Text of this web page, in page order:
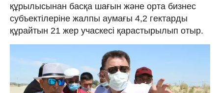
құрылысынан басқа шағын және орта бизнес
субъектілеріне жалпы аумағы 4,2 гектарды
құрайтын 21 жер учаскесі қарастырылып отыр.